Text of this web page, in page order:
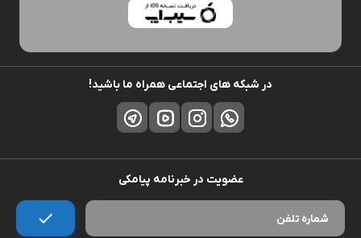
در شبکه های اجتماعی همراه ما باشید!
عضویت در خبرنامه پیامکی